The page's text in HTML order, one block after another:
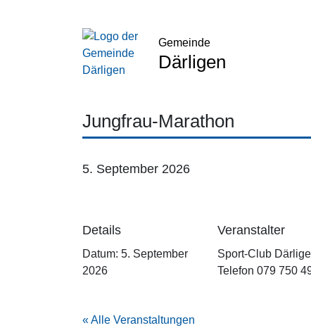
Gemeinde
Därligen
Jungfrau-Marathon
5. September 2026
Details
Datum: 5. September
2026
Veranstalter
Sport-Club
Telefon 079 750
« Alle Veranstaltungen